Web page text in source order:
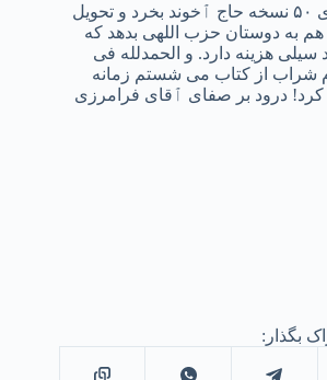
قرار شد ٱقای فرامرزی ۵۰ نسخه حاج ٱخوند بخرد و تحویل
به دوستان حزب اللهی بدهد که
سیلی هزینه دارد. و الحمدلله فی
شراب از کتاب می شستم زمانه
درود بر صفای ٱقای فرامرزی
بگذار: